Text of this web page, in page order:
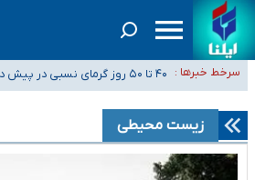
سرخط خبرها :
سازمان تبلیغات واگذار شده است
می‌رسد
هستیم، اما هنوز پاسخ مشخصی نگرفته‌ایم
تعویق آزمون ورودی دکترای تخصصی فرماندهی
تخصصی جغرافیای نظامی دافوس آجا
خبرنگاران راویان حقیقت با دغدغه نان، مسکن و
زیست محیطی